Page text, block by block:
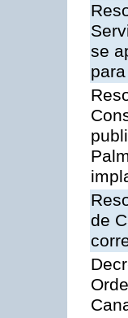
se
de